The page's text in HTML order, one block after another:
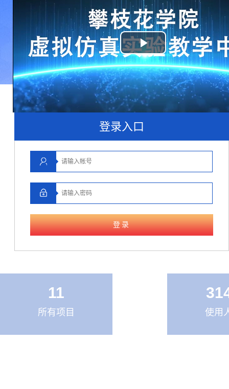
Play
Video
登录入口
登录
11
所有项目 使用